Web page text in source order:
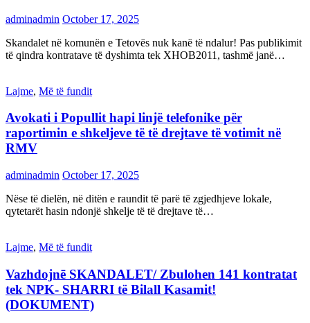
adminadmin October 17, 2025
Skandalet në komunën e Tetovës nuk kanë të ndalur! Pas publikimit
të qindra kontratave të dyshimta tek XHOB2011, tashmë janë…
Lajme, Më të fundit
Avokati i Popullit hapi linjë telefonike për
raportimin e shkeljeve të të drejtave të votimit në
RMV
adminadmin October 17, 2025
Nëse të dielën, në ditën e raundit të parë të zgjedhjeve lokale,
qytetarët hasin ndonjë shkelje të të drejtave të…
Lajme, Më të fundit
Vazhdojnē SKANDALET/ Zbulohen 141 kontratat
tek NPK- SHARRI të Bilall Kasamit!
(DOKUMENT)